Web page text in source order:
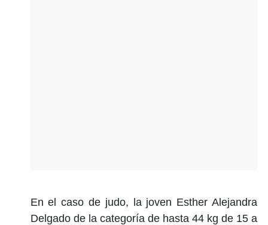
En el caso de judo, la joven Esther Alejandra
Delgado de la categoría de hasta 44 kg de 15 a